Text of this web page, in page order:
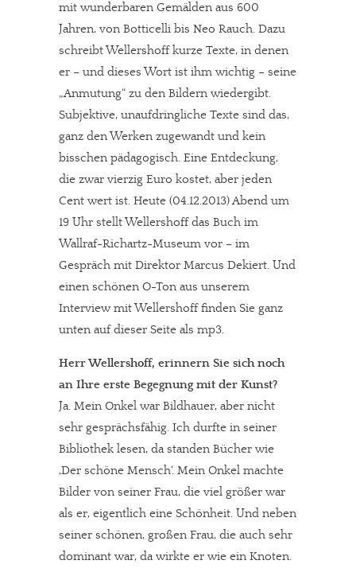
mit wunderbaren Gemälden aus 600
Jahren, von Botticelli bis Neo Rauch. Dazu
schreibt Wellershoff kurze Texte, in denen
er – und dieses Wort ist ihm wichtig – seine
„Anmutung“ zu den Bildern wiedergibt.
Subjektive, unaufdringliche Texte sind das,
ganz den Werken zugewandt und kein
bisschen pädagogisch. Eine Entdeckung,
die zwar vierzig Euro kostet, aber jeden
Cent wert ist. Heute (04.12.2013) Abend um
19 Uhr stellt Wellershoff das Buch im
Wallraf-Richartz-Museum vor – im
Gespräch mit Direktor Marcus Dekiert. Und
einen schönen O-Ton aus unserem
Interview mit Wellershoff finden Sie ganz
unten auf dieser Seite als mp3.
Herr Wellershoff, erinnern Sie sich noch
an Ihre erste Begegnung mit der Kunst?
Ja. Mein Onkel war Bildhauer, aber nicht
sehr gesprächsfähig. Ich durfte in seiner
Bibliothek lesen, da standen Bücher wie
‚Der schöne Mensch‘. Mein Onkel machte
Bilder von seiner Frau, die viel größer war
als er, eigentlich eine Schönheit. Und neben
seiner schönen, großen Frau, die auch sehr
dominant war, da wirkte er wie ein Knoten.